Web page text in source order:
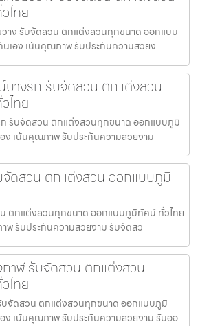
ไทย
าง รับจัดสวน ตกแต่งสวนทุกขนาด ออกแบบ
เอง เน้นคุณภาพ รับประกันความสวยง
างรัก รับจัดสวน ตกแต่งสวน
ไทย
รับจัดสวน ตกแต่งสวนทุกขนาด ออกแบบภูมิ
ง เน้นคุณภาพ รับประกันความสวยงาม
ดสวน ตกแต่งสวน ออกแบบภูมิ
ตกแต่งสวนทุกขนาด ออกแบบภูมิทัศน์ ทั่วไทย
พ รับประกันความสวยงาม รับจัดสว
าฬ รับจัดสวน ตกแต่งสวน
ไทย
จัดสวน ตกแต่งสวนทุกขนาด ออกแบบภูมิ
ง เน้นคุณภาพ รับประกันความสวยงาม รับออ